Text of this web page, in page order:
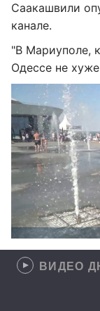
Саакашвили
канале.
"В Мариуполе,
Одессе не
ВИДЕО